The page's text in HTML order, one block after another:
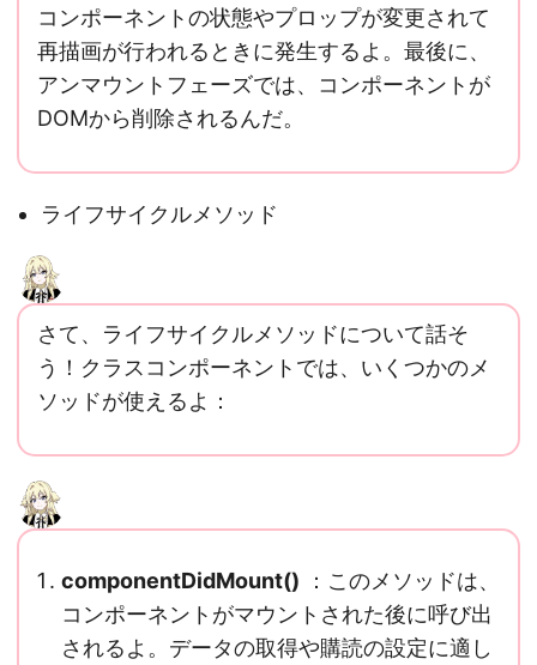
コンポーネントの状態やプロップが変更されて
再描画が行われるときに発生するよ。最後に、
アンマウントフェーズでは、コンポーネントが
DOMから削除されるんだ。
ライフサイクルメソッド
さて、ライフサイクルメソッドについて話そ
う！クラスコンポーネントでは、いくつかのメ
ソッドが使えるよ：
componentDidMount() ：このメソッドは、
コンポーネントがマウントされた後に呼び出
されるよ。データの取得や購読の設定に適し